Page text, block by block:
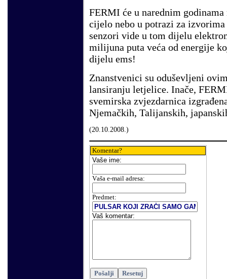
FERMI će u narednim
cijelo nebo u potrazi za
senzori vide u tom dijelu
milijuna puta veća od energije
dijelu ems!
Znanstvenici su oduševljeni
lansiranju letjelice. Inače,
svemirska zvjezdarnica
Njemačkih, Talijanskih,
(20 10 .2008. )
Komentar?
Vaše ime:
Vaša e-mail adresa:
Predmet:
Vaš komentar: